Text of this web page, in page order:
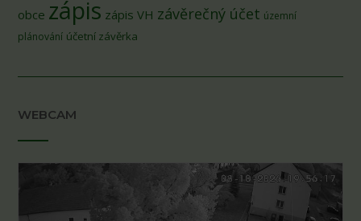
obce zápis zápis VH závěrečný účet územní
plánování účetní závěrka
WEBCAM